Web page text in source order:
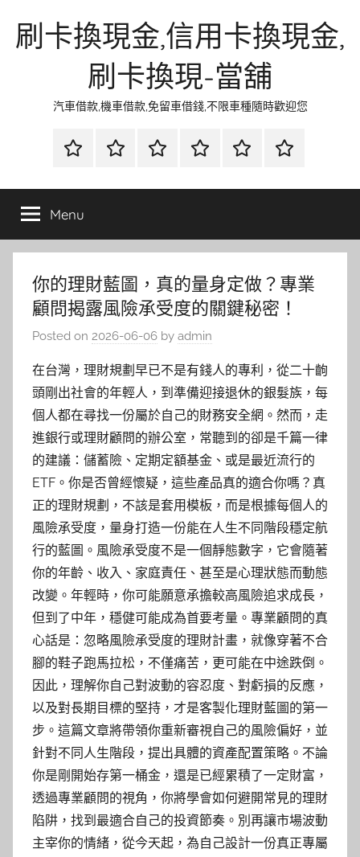
刷卡換現金,信用卡換現金,
刷卡換現-當舖
汽車借款,機車借款,免留車借錢,不限車種隨時歡迎您
首
當
金
網
資
流
時
環
清
聯
徵
Menu
你的理財藍圖，真的量身定做？專業
顧問揭露風險承受度的關鍵秘密！
Posted on 2026-06-06 by admin
在台灣，理財規劃早已不是有錢人的專利，從二十齣
頭剛出社會的年輕人，到準備迎接退休的銀髮族，每
個人都在尋找一份屬於自己的財務安全網。然而，走
進銀行或理財顧問的辦公室，常聽到的卻是千篇一律
的建議：儲蓄險、定期定額基金、或是最近流行的
ETF。你是否曾經懷疑，這些產品真的適合你嗎？真
正的理財規劃，不該是套用模板，而是根據每個人的
風險承受度，量身打造一份能在人生不同階段穩定航
行的藍圖。風險承受度不是一個靜態數字，它會隨著
你的年齡、收入、家庭責任、甚至是心理狀態而動態
改變。年輕時，你可能願意承擔較高風險追求成長，
但到了中年，穩健可能成為首要考量。專業顧問的真
心話是：忽略風險承受度的理財計畫，就像穿著不合
腳的鞋子跑馬拉松，不僅痛苦，更可能在中途跌倒。
因此，理解你自己對波動的容忍度、對虧損的反應，
以及對長期目標的堅持，才是客製化理財藍圖的第一
步。這篇文章將帶領你重新審視自己的風險偏好，並
針對不同人生階段，提出具體的資產配置策略。不論
你是剛開始存第一桶金，還是已經累積了一定財富，
透過專業顧問的視角，你將學會如何避開常見的理財
陷阱，找到最適合自己的投資節奏。別再讓市場波動
主宰你的情緒，從今天起，為自己設計一份真正專屬